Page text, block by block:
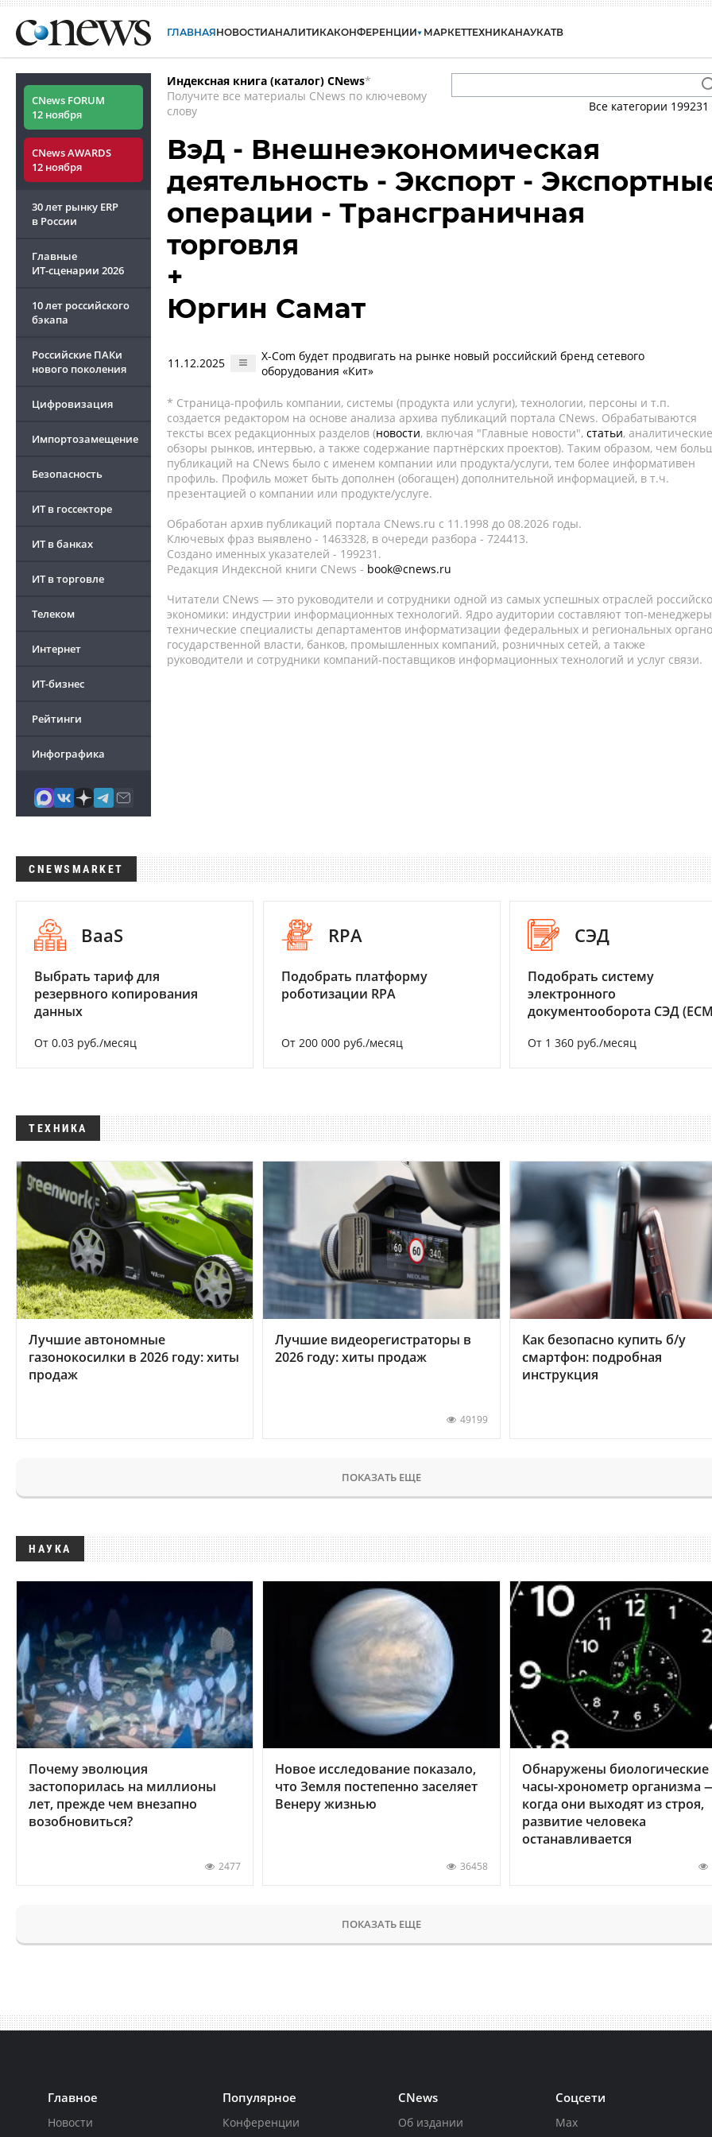
ГЛАВНАЯНОВОСТИАНАЛИТИКАКОНФЕРЕНЦИИ МАРКЕТТЕХНИКАНАУКАТВ
CNews FORUM
12 ноября
CNews AWARDS
12 ноября
30 лет рынку ERP
в России
Главные
ИТ-сценарии 2026
10 лет российского
бэкапа
Российские ПАКи
нового поколения
Цифровизация
Импортозамещение
Безопасность
ИТ в госсекторе
ИТ в банках
ИТ в торговле
Телеком
Интернет
ИТ-бизнес
Рейтинги
Инфографика
Индексная книга (каталог) CNews*
Получите все материалы CNews по ключевому
слову
Все категории 199231
ВэД - Внешнеэкономическая
деятельность - Экспорт -
операции - Трансграничная
торговля
+
Юргин Самат
11.12.2025
X-Com будет продвигать на рынке новый российский бренд сетевого
оборудования «Кит»
* Страница-профиль компании, системы (продукта или услуги), технологии, персоны и т.п.
создается редактором на основе анализа архива публикаций портала CNews. Обрабатываются
тексты всех редакционных разделов (новости, включая "Главные новости", статьи, аналитические
обзоры рынков, интервью, а также содержание партнёрских проектов). Таким образом, чем
публикаций на CNews было с именем компании или продукта/услуги, тем более информативен
профиль. Профиль может быть дополнен (обогащен) дополнительной информацией, в т.ч.
презентацией о компании или продукте/услуге.
Обработан архив публикаций портала CNews.ru c 11.1998 до 08.2026 годы.
Ключевых фраз выявлено - 1463328, в очереди разбора - 724413.
Создано именных указателей - 199231.
Редакция Индексной книги CNews - book@cnews.ru
Читатели CNews — это руководители и сотрудники одной из самых успешных отраслей
экономики: индустрии информационных технологий. Ядро аудитории составляют топ-
технические специалисты департаментов информатизации федеральных и региональных
государственной власти, банков, промышленных компаний, розничных сетей, а также
руководители и сотрудники компаний-поставщиков информационных технологий и услуг связи.
CNEWSMARKET
BaaS
Выбрать тариф для
резервного копирования
данных
От 0.03 руб./месяц
RPA
Подобрать платформу
роботизации RPA
От 200 000 руб./месяц
СЭД
Подобрать систему
электронного
документооборота СЭД
От 1 360 руб./месяц
ТЕХНИКА
Лучшие автономные
газонокосилки в 2026 году: хиты
продаж
Лучшие видеорегистраторы в
2026 году: хиты продаж
49199
Как безопасно купить б/у
смартфон: подробная
инструкция
ПОКАЗАТЬ ЕЩЕ
НАУКА
Почему эволюция
застопорилась на миллионы
лет, прежде чем внезапно
возобновиться?
2477
Новое исследование показало,
что Земля постепенно заселяет
Венеру жизнью
36458
Обнаружены биологические
часы-хронометр организма
когда они выходят из строя,
развитие человека
останавливается
ПОКАЗАТЬ ЕЩЕ
Главное
Новости
Популярное
Конференции
CNews
Об издании
Соцсети
Max